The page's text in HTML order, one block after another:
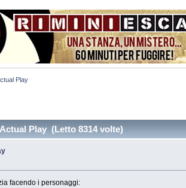
Play
Play (Letto 8314 volte)
facendo i personaggi: